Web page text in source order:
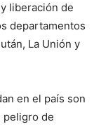
liberación de
departamentos
La Unión y
en el país son
peligro de